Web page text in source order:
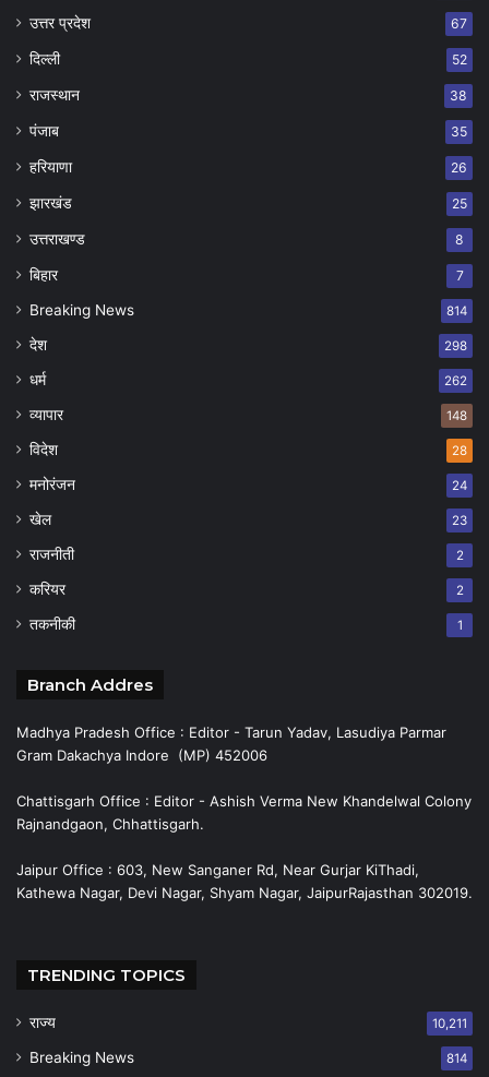
उत्तर प्रदेश 67
दिल्ली 52
राजस्थान 38
पंजाब 35
हरियाणा 26
झारखंड 25
उत्तराखण्ड 8
बिहार 7
Breaking News 814
देश 298
धर्म 262
व्यापार 148
विदेश 28
मनोरंजन 24
खेल 23
राजनीती 2
करियर 2
तकनीकी 1
Branch Addres
Madhya Pradesh Office : Editor - Tarun Yadav, Lasudiya Parmar
Gram Dakachya Indore (MP) 452006
Chattisgarh Office : Editor - Ashish Verma New Khandelwal Colony
Rajnandgaon, Chhattisgarh.
Jaipur Office : 603, New Sanganer Rd, Near Gurjar KiThadi,
Kathewa Nagar, Devi Nagar, Shyam Nagar, JaipurRajasthan 302019.
TRENDING TOPICS
राज्य 10,211
Breaking News 814